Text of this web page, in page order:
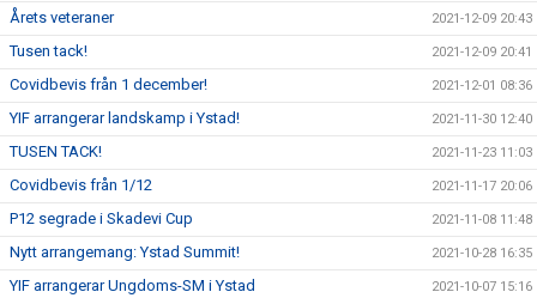
Årets veteraner 2021-12-09 20:43
Tusen tack! 2021-12-09 20:41
Covidbevis från 1 december! 2021-12-01 08:36
YIF arrangerar landskamp i Ystad! 2021-11-30 12:40
TUSEN TACK! 2021-11-23 11:03
Covidbevis från 1/12 2021-11-17 20:06
P12 segrade i Skadevi Cup 2021-11-08 11:48
Nytt arrangemang: Ystad Summit! 2021-10-28 16:35
YIF arrangerar Ungdoms-SM i Ystad 2021-10-07 15:16